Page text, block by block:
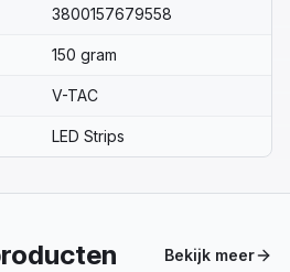
3800157679558
150 gram
V-TAC
LED Strips
Bekijk meer